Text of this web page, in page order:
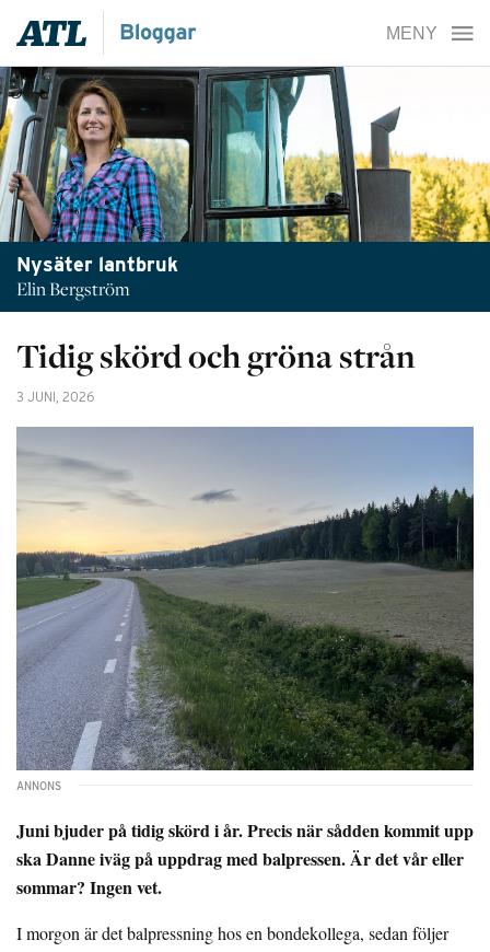
Nysäter lantbruk
Elin Bergström
Tidig skörd och gröna strån
3 JUNI, 2026
Juni bjuder på tidig skörd i år. Precis när sådden kommit upp
ska Danne iväg på uppdrag med balpressen. Är det vår eller
sommar? Ingen vet.
I morgon är det balpressning hos en bondekollega, sedan följer